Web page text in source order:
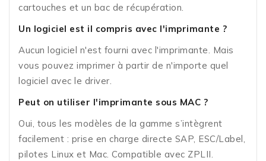
cartouches et un bac de récupération.
Un logiciel est il compris avec l'imprimante ?
Aucun logiciel n'est fourni avec l'imprimante. Mais
vous pouvez imprimer à partir de n'importe quel
logiciel avec le driver.
Peut on utiliser l'imprimante sous MAC ?
Oui, tous les modèles de la gamme s’intègrent
facilement : prise en charge directe SAP, ESC/Label,
pilotes Linux et Mac. Compatible avec ZPLII.